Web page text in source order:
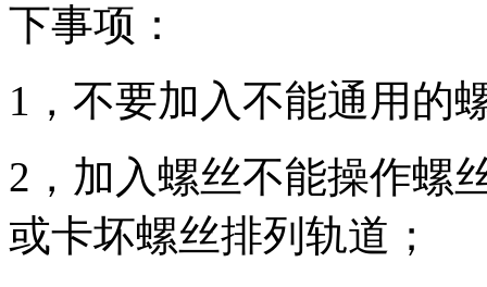
下事项：
1，不要加入不能通用的
2，加入螺丝不能操作螺
或卡坏螺丝排列轨道；